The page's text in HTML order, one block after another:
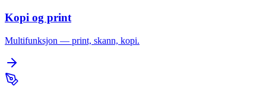
Kopi og print
Multifunksjon — print, skann, kopi.